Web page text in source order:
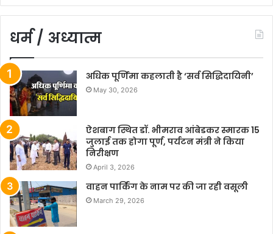
धर्म / अध्यात्म
अधिक पूर्णिमा कहलाती है ‘सर्व सिद्धिदायिनी’
May 30, 2026
ऐशबाग स्थित डॉ. भीमराव आंबेडकर स्मारक 15
जुलाई तक होगा पूर्ण, पर्यटन मंत्री ने किया
निरीक्षण
April 3, 2026
वाहन पार्किंग के नाम पर की जा रही वसूली
March 29, 2026